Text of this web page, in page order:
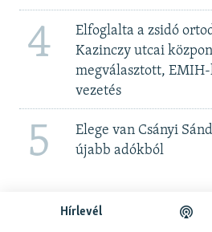
Hírlevél
4
Elfoglalta a zsidó
Kazinczy utcai
megválasztott,
vezetés
5
Elege van Csányi
újabb adókból
Maradjon velünk!